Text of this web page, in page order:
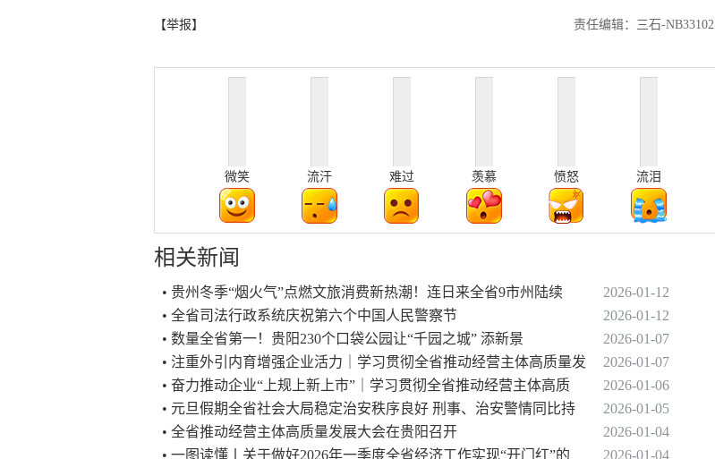
【举报】 责任编辑：三石-NB33102
微笑 流汗 难过 羡慕 愤怒 流泪
相关新闻
• 贵州冬季“烟火气”点燃文旅消费新热潮！连日来全省9市州陆续
2026-01-12
• 全省司法行政系统庆祝第六个中国人民警察节
2026-01-12
• 数量全省第一！贵阳230个口袋公园让“千园之城” 添新景
2026-01-07
• 注重外引内育增强企业活力｜学习贯彻全省推动经营主体高质量发
2026-01-07
• 奋力推动企业“上规上新上市”｜学习贯彻全省推动经营主体高质
2026-01-06
• 元旦假期全省社会大局稳定治安秩序良好 刑事、治安警情同比持
2026-01-05
• 全省推动经营主体高质量发展大会在贵阳召开
2026-01-04
• 一图读懂丨关于做好2026年一季度全省经济工作实现“开门红”的
2026-01-04